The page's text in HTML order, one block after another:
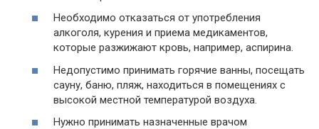
Необходимо отказаться от употребления
алкоголя, курения и приема медикаментов,
которые разжижают кровь, например, аспирина.
Недопустимо принимать горячие ванны, посещать
сауну, баню, пляж, находиться в помещениях с
высокой местной температурой воздуха.
Нужно принимать назначенные врачом